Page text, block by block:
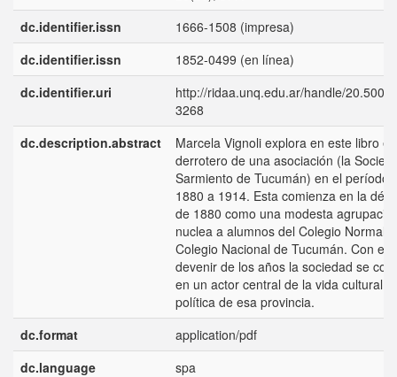
dc.identifier.issn
1666-1508 (impresa)
dc.identifier.issn
1852-0499 (en línea)
dc.identifier.uri
http://ridaa.unq.edu.ar/handle/
3268
dc.description.abstract
Marcela Vignoli explora en este libro el
derrotero de una asociación (la
Sarmiento de Tucumán) en el período
1880 a 1914. Esta comienza en la
de 1880 como una modesta
nuclea a alumnos del Colegio Normal
Colegio Nacional de Tucumán. Con el
devenir de los años la sociedad se
en un actor central de la vida cultural y
política de esa provincia.
dc.format
application/pdf
dc.language
spa